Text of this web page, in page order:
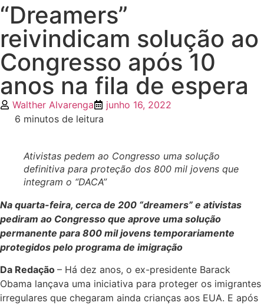
“Dreamers”
reivindicam solução ao
Congresso após 10
anos na fila de espera
Walther Alvarenga
junho 16, 2022
6 minutos de leitura
Ativistas pedem ao Congresso uma solução
definitiva para proteção dos 800 mil jovens que
integram o “DACA”
Na quarta-feira, cerca de 200 “dreamers” e ativistas
pediram ao Congresso que aprove uma solução
permanente para 800 mil jovens temporariamente
protegidos pelo programa de imigração
Da Redação – Há dez anos, o ex-presidente Barack
Obama lançava uma iniciativa para proteger os imigrantes
irregulares que chegaram ainda crianças aos EUA. E após